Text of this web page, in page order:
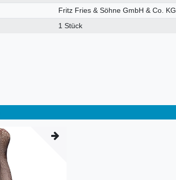
Fritz Fries & Söhne GmbH & Co. KG
1 Stück